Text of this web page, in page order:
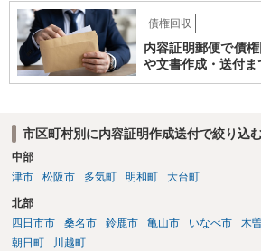
債権回収
内容証明郵便で債
や文書作成・送付
市区町村別に内容証明作成送付で絞り込
中部
津市
松阪市 多気町 明和町 大台町
北部
四日市市
桑名市 鈴鹿市 亀山市 いなべ市 木
朝日町
川越町